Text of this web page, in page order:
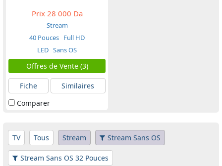
Prix28 000 Da
Stream
40 Pouces Full HD
LED Sans OS
Offres de Vente (3)
Fiche
Similaires
Comparer
TV Tous Stream Stream Sans OS
Stream Sans OS 32 Pouces